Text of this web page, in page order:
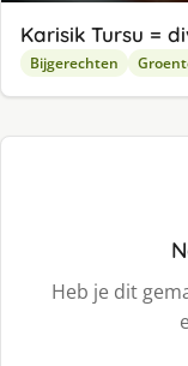
Karisik Tursu =
Bijgerechten
Heb je dit